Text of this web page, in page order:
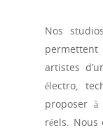
Nos
artistes
électro,
proposer
réels.